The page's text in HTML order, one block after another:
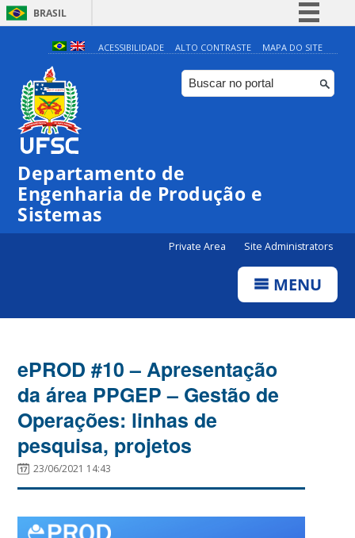
BRASIL
Simplifique!
Comunica BR
Participe
ACESSIBILIDADE ALTO CONTRASTE MAPA DO SITE
Departamento de
Engenharia de Produção e
Sistemas
Private Area Site Administrators
MENU
ePROD #10 – Apresentação
da área PPGEP – Gestão de
Operações: linhas de
pesquisa, projetos
23/06/2021 14:43